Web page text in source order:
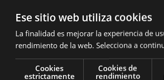
Ese sitio web utiliza cookies
La finalidad es mejorar la experiencia de
rendimiento de la web. Selecciona a
Cookies
estrictamente
Cookies de
rendimiento